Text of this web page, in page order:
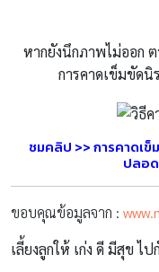
หากยังนึกภาพไม่ออก
การคาดเข็มขัด
ชมคลิป >> การคาด
ปลอ
ขอบคุณข้อมูลจาก :
เลี้ยงลูกให้ เก่ง ดี มีสุข ไ